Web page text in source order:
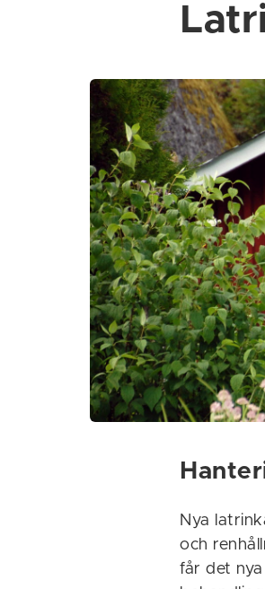
Nya
och
får det